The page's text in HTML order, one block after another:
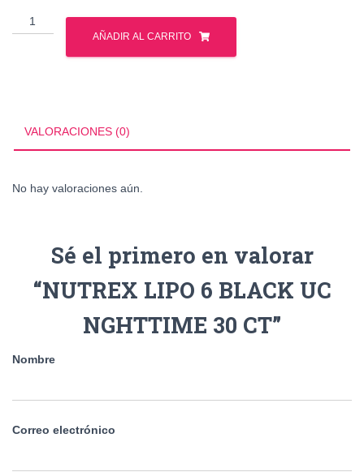
NUTREX
LIPO
AÑADIR AL CARRITO
VALORACIONES (0)
No hay valoraciones aún.
Sé el primero en valorar
“NUTREX LIPO 6 BLACK UC
NGHTTIME 30 CT”
Nombre
Correo electrónico